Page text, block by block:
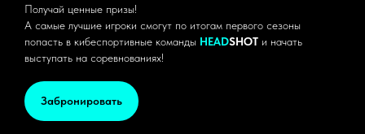
Получай ценные призы!
А самые лучшие игроки смогут по итогам первого сезоны
попасть в кибеспортивные команды HEADSHOT и начать
выступать на соревнованиях!
Забронировать